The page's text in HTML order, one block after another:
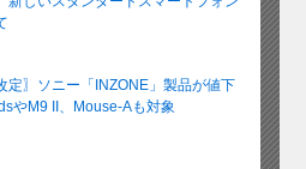
定〗ソニー「INZONE」製品が値下
やM9 II、Mouse-Aも対象